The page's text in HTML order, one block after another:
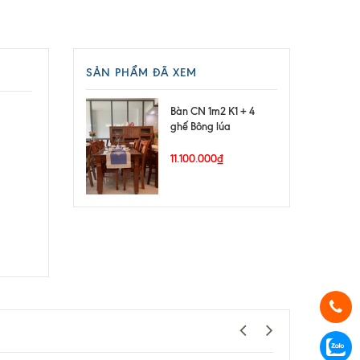
SẢN PHẨM ĐÃ XEM
Bàn CN 1m2 K1 + 4
ghế Bông lúa
11.100.000₫